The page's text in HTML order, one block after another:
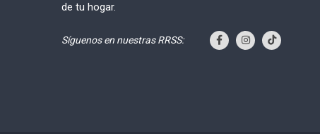
de tu hogar.
Síguenos en nuestras RRSS: